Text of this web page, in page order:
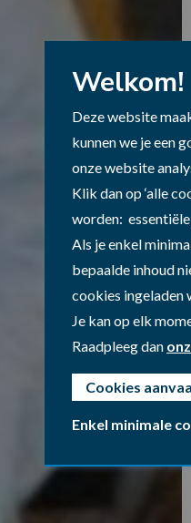
Welkom!
Deze website
kunnen we je een
onze website
Klik dan op ‘alle
worden:
Als je enkel
bepaalde inhoud
cookies ingeladen
Je kan op elk
Raadpleeg dan
Cookies
Enkel minimale